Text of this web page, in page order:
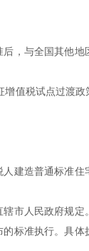
，与全国其他地
值税试点过渡
建造普通标准住
市人民政府规
标准执行。具